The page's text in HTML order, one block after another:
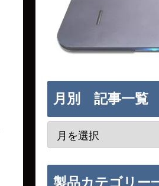
月別 記事一覧
製品カテゴリー